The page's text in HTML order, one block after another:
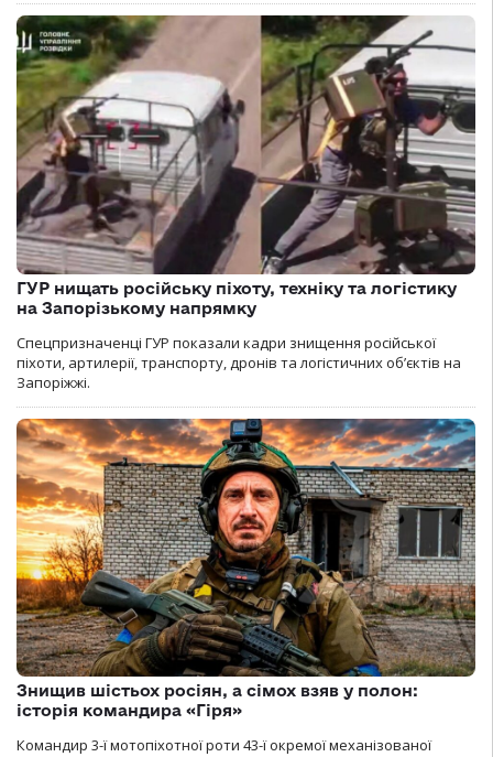
ГУР нищать російську піхоту, техніку та логістику
на Запорізькому напрямку
Спецпризначенці ГУР показали кадри знищення російської
піхоти, артилерії, транспорту, дронів та логістичних об’єктів на
Запоріжжі.
Знищив шістьох росіян, а сімох взяв у полон:
історія командира «Гіря»
Командир 3-ї мотопіхотної роти 43-ї окремої механізованої